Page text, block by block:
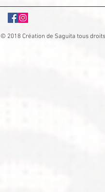
© 2018 Création de Saguita tous